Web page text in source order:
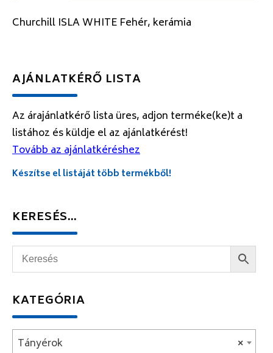
Churchill ISLA WHITE Fehér, kerámia
AJÁNLATKÉRŐ LISTA
Az árajánlatkérő lista üres, adjon terméke(ke)t a
listához és küldje el az ajánlatkérést!
Tovább az ajánlatkéréshez
Készítse el listáját több termékből!
KERESÉS…
KATEGÓRIA
×
Tányérok